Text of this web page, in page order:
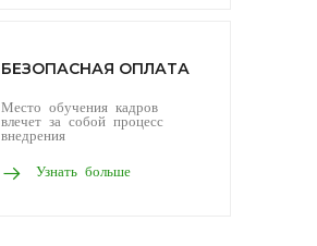
БЕЗОПАСНАЯ ОПЛАТА
Место обучения кадров
влечет за собой процесс
внедрения
Узнать больше